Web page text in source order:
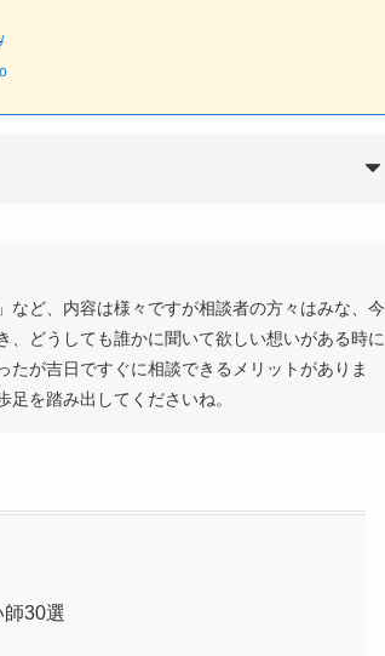
ど、内容は様々ですが相談者の方々はみな、今
どうしても誰かに聞いて欲しい想いがある時に
が吉日ですぐに相談できるメリットがありま
を踏み出してくださいね。
30選